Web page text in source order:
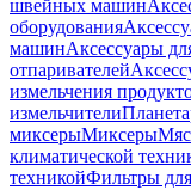
швейных машин
оборудования
машинАксессуары
отпаривателей
измельчения
измельчители
миксерыМиксеры
климатической
техникойФильтры